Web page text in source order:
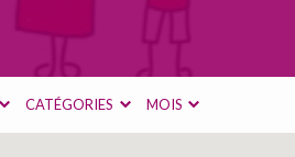
CATÉGORIES MOIS